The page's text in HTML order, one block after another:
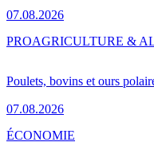
07.08.2026
Poulets, bovins et ours
07.08.2026
PROAGRICULTURE &
ÉCONOMIE